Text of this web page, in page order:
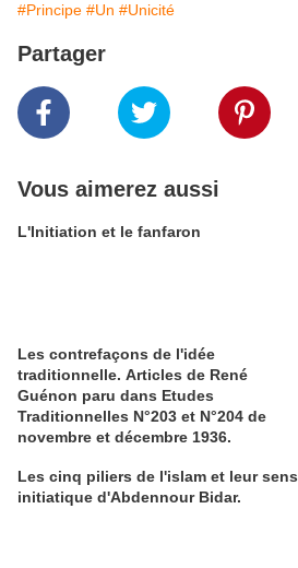
#Principe #Un #Unicité
Partager
Vous aimerez aussi
L'Initiation et le fanfaron
Les contrefaçons de l'idée
traditionnelle. Articles de René
Guénon paru dans Etudes
Traditionnelles N°203 et N°204 de
novembre et décembre 1936.
Les cinq piliers de l'islam et leur sens
initiatique d'Abdennour Bidar.